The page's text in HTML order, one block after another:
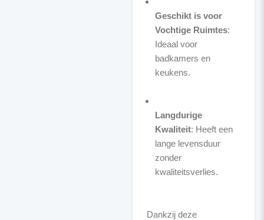
Geschikt is voor
Vochtige Ruimtes:
Ideaal voor
badkamers en
keukens.
Langdurige
Kwaliteit: Heeft een
lange levensduur
zonder
kwaliteitsverlies.
Dankzij deze